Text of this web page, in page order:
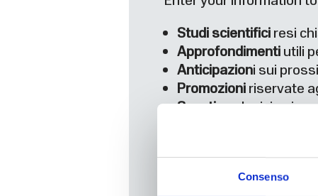
Consenso
Studi scientificiresi
Approfondimentiutili
Anticipazioni sui
Promozioniriservate
Scontiesclusivi sui
Una newsletter